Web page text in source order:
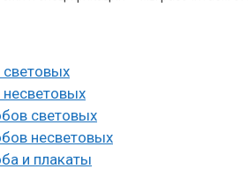
световых
несветовых
и плакаты